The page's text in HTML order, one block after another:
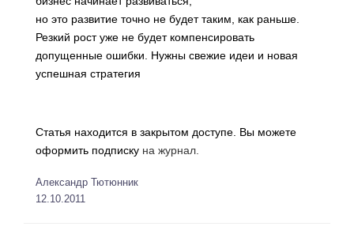
но это развитие точно не будет таким, как раньше.
Резкий рост уже не будет компенсировать
допущенные ошибки. Нужны свежие идеи и новая
успешная стратегия
Статья находится в закрытом доступе. Вы можете
оформить подписку на журнал.
Александр Тютюнник
12.10.2011